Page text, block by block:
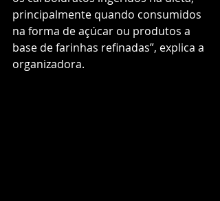
principalmente quando consumidos
na forma de açúcar ou produtos a
base de farinhas refinadas”, explica a
organizadora.